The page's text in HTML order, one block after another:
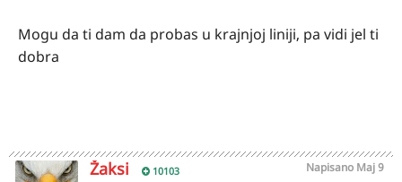
Mogu da ti dam da probas u krajnjoj liniji, pa vidi jel ti
dobra
Žaksi 10103 Napisano Maj 9